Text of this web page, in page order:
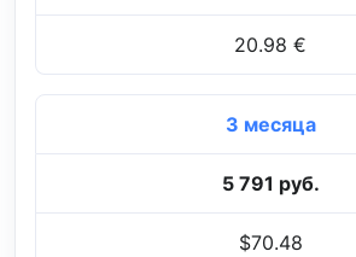
20.98 €
3 месяца
5 791 руб.
$70.48